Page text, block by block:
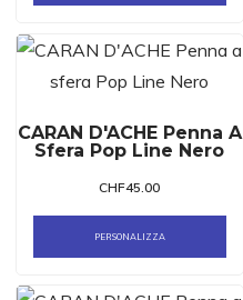
CARAN D'ACHE Penna A
Sfera Pop Line Nero
CHF45.00
PERSONALIZZA